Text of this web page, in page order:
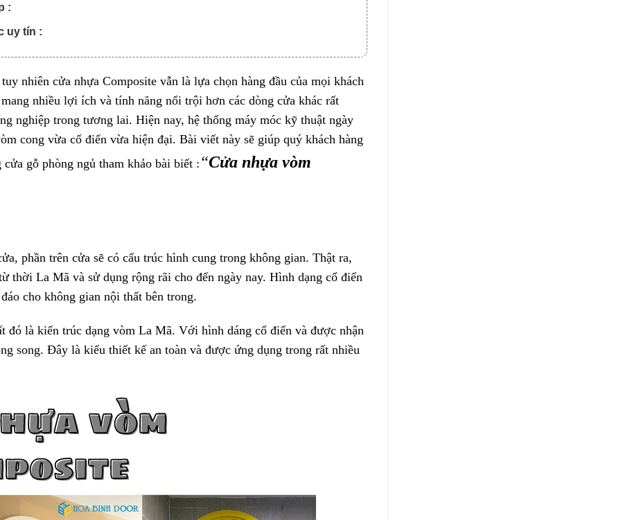
:
uy tín :
nhiên cửa nhựa Composite vẫn là lựa chọn hàng đầu của mọi khách
nhiều lợi ích và tính năng nổi trội hơn các dòng cửa khác rất
nghiệp trong tương lai. Hiện nay, hệ thống máy móc kỹ thuật ngày
cong vừa cổ điển vừa hiện đại. Bài viết này sẽ giúp quý khách hàng
cửa gỗ phòng ngủ tham khảo bài biết : “Cửa nhựa vòm
phần trên cửa sẽ có cấu trúc hình cung trong không gian. Thật ra,
thời La Mã và sử dụng rộng rãi cho đến ngày nay. Hình dạng cổ điển
cho không gian nội thất bên trong.
đó là kiến trúc dạng vòm La Mã. Với hình dáng cổ điển và được nhận
song. Đây là kiểu thiết kế an toàn và được ứng dụng trong rất nhiều